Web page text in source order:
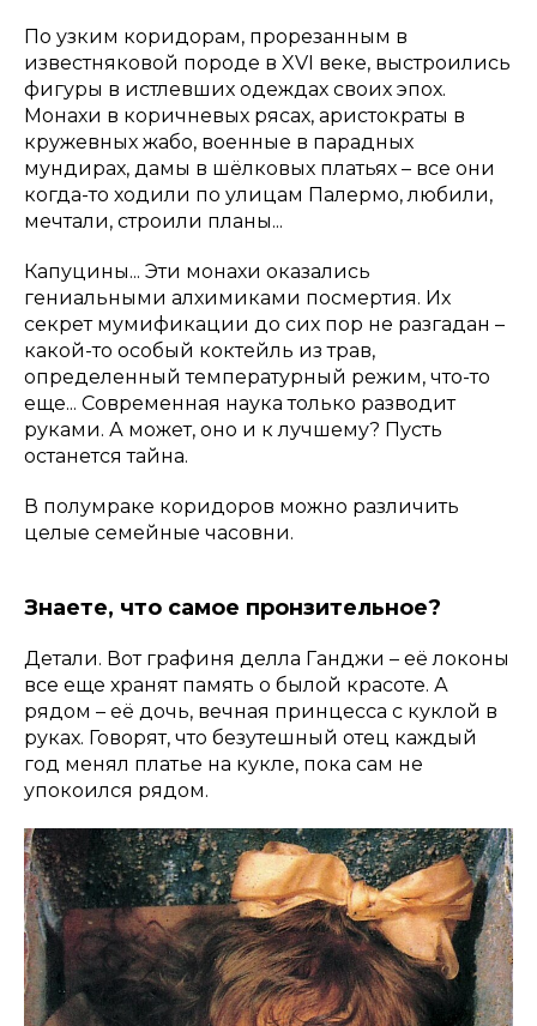
По узким коридорам, прорезанным в
известняковой породе в XVI веке, выстроились
фигуры в истлевших одеждах своих эпох.
Монахи в коричневых рясах, аристократы в
кружевных жабо, военные в парадных
мундирах, дамы в шёлковых платьях – все они
когда-то ходили по улицам Палермо, любили,
мечтали, строили планы...
Капуцины... Эти монахи оказались
гениальными алхимиками посмертия. Их
секрет мумификации до сих пор не разгадан –
какой-то особый коктейль из трав,
определенный температурный режим, что-то
еще... Современная наука только разводит
руками. А может, оно и к лучшему? Пусть
останется тайна.
В полумраке коридоров можно различить
целые семейные часовни.
Знаете, что самое пронзительное?
Детали. Вот графиня делла Ганджи – её локоны
все еще хранят память о былой красоте. А
рядом – её дочь, вечная принцесса с куклой в
руках. Говорят, что безутешный отец каждый
год менял платье на кукле, пока сам не
упокоился рядом.